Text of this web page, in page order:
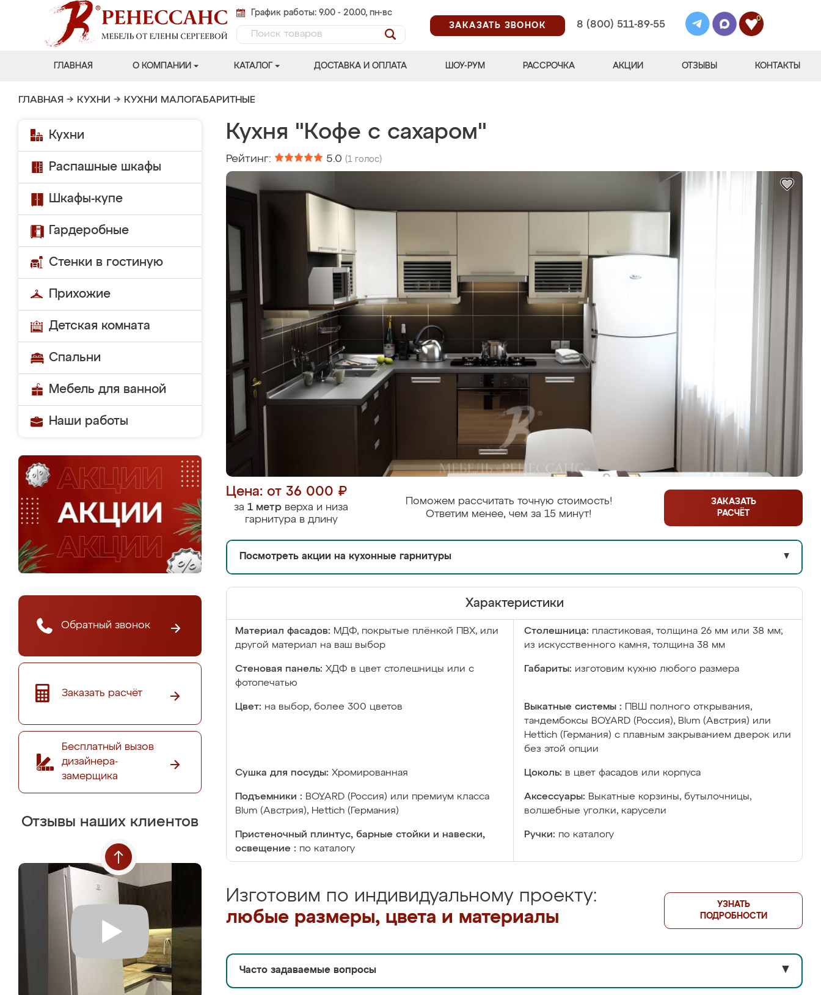
График работы: 9.00 - 20.00, пн-вс
ЗАКАЗАТЬ ЗВОНОК
8 (800) 511-89-55
0
ГЛАВНАЯ О КОМПАНИИ КАТАЛОГ ДОСТАВКА И ОПЛАТА ШОУ-РУМ РАССРОЧКА АКЦИИ ОТЗЫВЫ КОНТАКТЫ
ГЛАВНАЯ → КУХНИ → КУХНИ МАЛОГАБАРИТНЫЕ
Кухни
Распашные шкафы
Шкафы-купе
Гардеробные
Стенки в гостиную
Прихожие
Детская комната
Спальни
Мебель для ванной
Наши работы
Обратный звонок
Заказать расчёт
Бесплатный вызов
дизайнера-
замерщика
Отзывы наших клиентов
Кухня "Кофе с сахаром"
Рейтинг: 5.0 (1 голос)
Цена: от 36 000 ₽
за 1 метр верха и низа
гарнитура в длину
Поможем рассчитать точную стоимость!
Ответим менее, чем за 15 минут!
ЗАКАЗАТЬ
РАСЧЁТ
Посмотреть акции на кухонные гарнитуры ▼
Характеристики
Материал фасадов: МДФ, покрытые плёнкой ПВХ, или
другой материал на ваш выбор
Столешница: пластиковая, толщина 26 мм или 38 мм;
из искусственного камня, толщина 38 мм
Стеновая панель: ХДФ в цвет столешницы или с
фотопечатью
Габариты: изготовим кухню любого размера
Цвет: на выбор, более 300 цветов Выкатные системы :
ПВШ полного открывания,
тандембоксы BOYARD (Россия), Blum (Австрия) или
Hettich (Германия) с плавным закрыванием дверок или
без этой опции
Сушка для посуды: Хромированная Цоколь: в цвет фасадов или корпуса
Подъемники : BOYARD (Россия) или премиум класса
Blum (Австрия), Hettich (Германия)
Аксессуары: Выкатные корзины, бутылочницы,
волшебные уголки, карусели
Пристеночный плинтус, барные стойки и навески,
освещение : по каталогу
Ручки: по каталогу
Изготовим по индивидуальному проекту:
любые размеры, цвета и материалы
УЗНАТЬ
ПОДРОБНОСТИ
Часто задаваемые вопросы ▼